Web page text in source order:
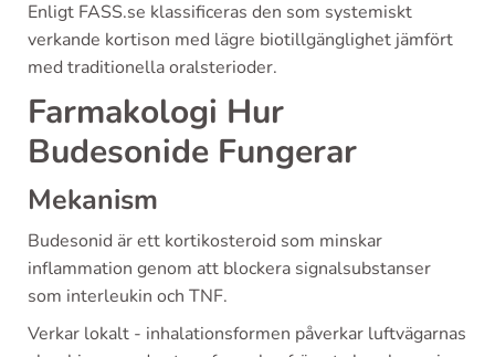
Enligt FASS.se klassificeras den som systemiskt
verkande kortison med lägre biotillgänglighet jämfört
med traditionella oralsterioder.
Farmakologi Hur
Budesonide Fungerar
Mekanism
Budesonid är ett kortikosteroid som minskar
inflammation genom att blockera signalsubstanser
som interleukin och TNF.
Verkar lokalt - inhalationsformen påverkar luftvägarnas